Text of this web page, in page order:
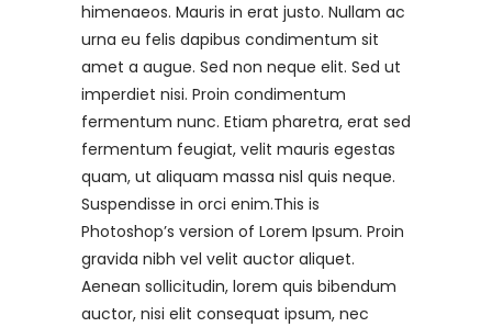
himenaeos. Mauris in erat justo. Nullam ac
urna eu felis dapibus condimentum sit
amet a augue. Sed non neque elit. Sed ut
imperdiet nisi. Proin condimentum
fermentum nunc. Etiam pharetra, erat sed
fermentum feugiat, velit mauris egestas
quam, ut aliquam massa nisl quis neque.
Suspendisse in orci enim.This is
Photoshop’s version of Lorem Ipsum. Proin
gravida nibh vel velit auctor aliquet.
Aenean sollicitudin, lorem quis bibendum
auctor, nisi elit consequat ipsum, nec